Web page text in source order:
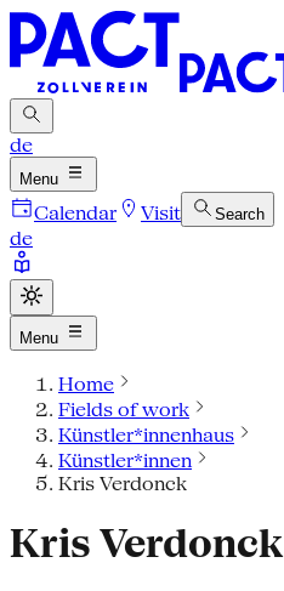
de
Menu
Calendar Visit Search
de
Menu
Home
Fields of work
Künstler*innenhaus
Künstler*innen
Kris Verdonck
Kris Verdonck